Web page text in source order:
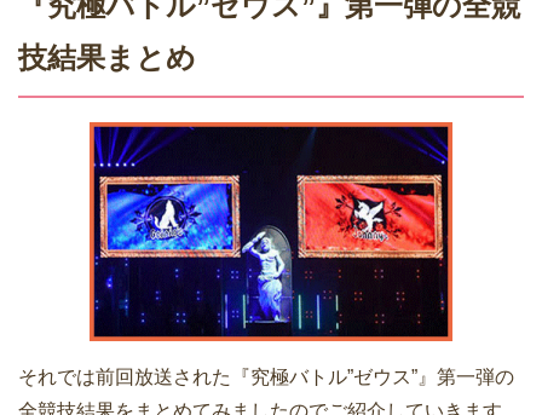
技結果まとめ
それでは前回放送された『究極バトル”ゼウス”』第一弾の